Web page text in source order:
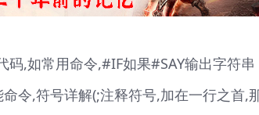
,如常用命令,#IF如果#SAY输出字符串
令,符号详解(;注释符号,加在一行之首,